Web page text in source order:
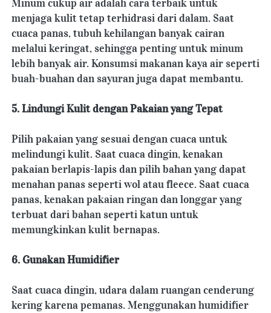
Minum cukup air adalah cara terbaik untuk
menjaga kulit tetap terhidrasi dari dalam. Saat
cuaca panas, tubuh kehilangan banyak cairan
melalui keringat, sehingga penting untuk minum
lebih banyak air. Konsumsi makanan kaya air seperti
buah-buahan dan sayuran juga dapat membantu.
5. Lindungi Kulit dengan Pakaian yang Tepat
Pilih pakaian yang sesuai dengan cuaca untuk
melindungi kulit. Saat cuaca dingin, kenakan
pakaian berlapis-lapis dan pilih bahan yang dapat
menahan panas seperti wol atau fleece. Saat cuaca
panas, kenakan pakaian ringan dan longgar yang
terbuat dari bahan seperti katun untuk
memungkinkan kulit bernapas.
6. Gunakan Humidifier
Saat cuaca dingin, udara dalam ruangan cenderung
kering karena pemanas. Menggunakan humidifier